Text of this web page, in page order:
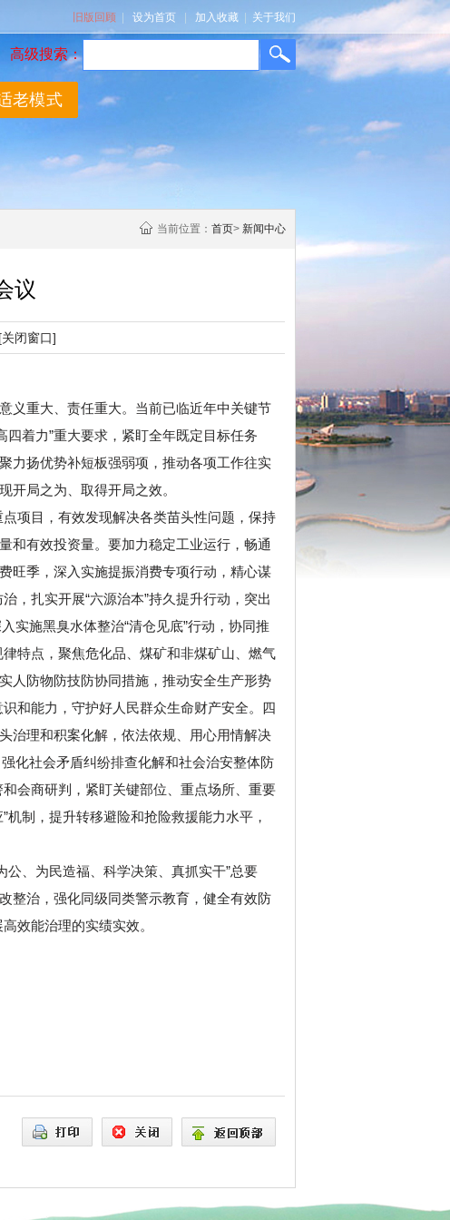
旧版回顾 设为首页 加入收藏 关于我们
高级搜索：
老模式
当前位置： 首页> 新闻中心
议
[关闭窗口]
义重大、责任重大。当前已临近年中关键节
着力”重大要求，紧盯全年既定目标任务
力扬优势补短板强弱项，推动各项工作往实
开局之为、取得开局之效。
项目，有效发现解决各类苗头性问题，保持
和有效投资量。要加力稳定工业运行，畅通
旺季，深入实施提振消费专项行动，精心谋
，扎实开展“六源治本”持久提升行动，突出
实施黑臭水体整治“清仓见底”行动，协同推
特点，聚焦危化品、煤矿和非煤矿山、燃气
人防物防技防协同措施，推动安全生产形势
和能力，守护好人民群众生命财产安全。四
治理和积案化解，依法依规、用心用情解决
化社会矛盾纠纷排查化解和社会治安整体防
会商研判，紧盯关键部位、重点场所、重要
制，提升转移避险和抢险救援能力水平，
、为民造福、科学决策、真抓实干”总要
整治，强化同级同类警示教育，健全有效防
效能治理的实绩实效。